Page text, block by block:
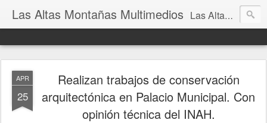
Las Altas Montañas Multimedios Las Altas Montañas Multimedios
APR
25
Realizan trabajos de conservación
arquitectónica en Palacio Municipal. Con
opinión técnica del INAH.